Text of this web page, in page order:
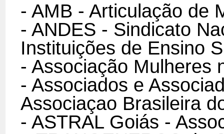
- AMB - Articulação de
- ANDES - Sindicato
Instituições de Ensino
- Associação Mulheres
- Associados e
Associaçao Brasileira
- ASTRAL Goiás -